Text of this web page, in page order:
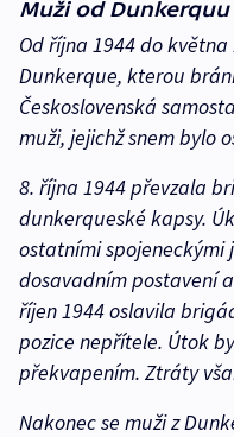
Muži od Dunkerquu
Od října 1944 do
Dunkerque, kterou
Československá
muži, jejichž snem bylo
8. října 1944 převzala
dunkerqueské kapsy.
ostatními
dosavadním postavení
říjen 1944 oslavila
pozice nepřítele. Útok
překvapením. Ztráty
Nakonec se muži z